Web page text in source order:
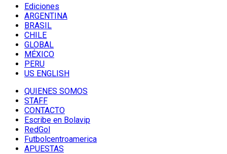
Ediciones
ARGENTINA
BRASIL
CHILE
GLOBAL
MÉXICO
PERU
US ENGLISH
QUIENES SOMOS
STAFF
CONTACTO
Escribe en Bolavip
RedGol
Futbolcentroamerica
APUESTAS